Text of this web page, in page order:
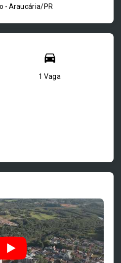
- Araucária/PR
1 Vaga